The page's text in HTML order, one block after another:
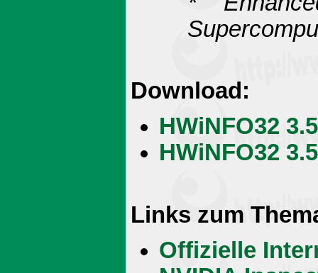
Download:
HWiNFO32
HWiNFO32
Links zum
Offizielle